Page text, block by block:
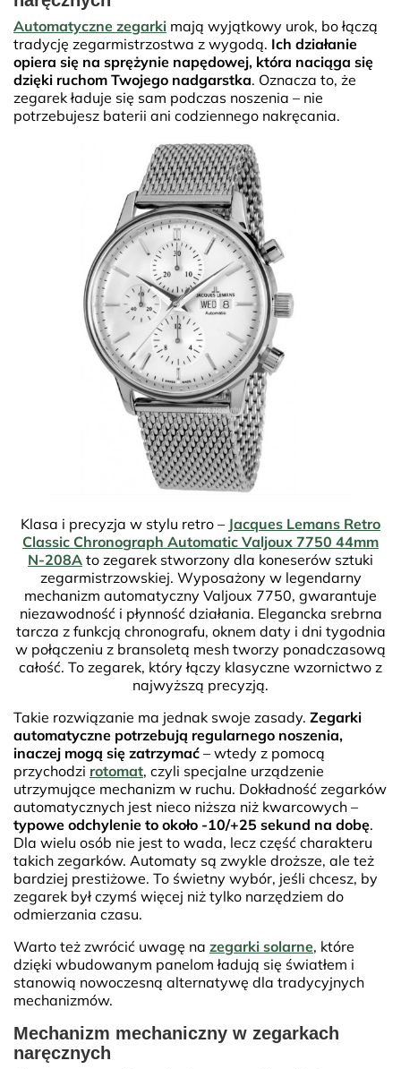
Automatyczne zegarki mają wyjątkowy urok, bo łączą
tradycję zegarmistrzostwa z wygodą. Ich działanie
opiera się na sprężynie napędowej, która naciąga się
dzięki ruchom Twojego nadgarstka. Oznacza to, że
zegarek ładuje się sam podczas noszenia – nie
potrzebujesz baterii ani codziennego nakręcania.
Klasa i precyzja w stylu retro – Jacques Lemans Retro
Classic Chronograph Automatic Valjoux 7750 44mm
N-208A to zegarek stworzony dla koneserów sztuki
zegarmistrzowskiej. Wyposażony w legendarny
mechanizm automatyczny Valjoux 7750, gwarantuje
niezawodność i płynność działania. Elegancka srebrna
tarcza z funkcją chronografu, oknem daty i dni tygodnia
w połączeniu z bransoletą mesh tworzy ponadczasową
całość. To zegarek, który łączy klasyczne wzornictwo z
najwyższą precyzją.
Takie rozwiązanie ma jednak swoje zasady. Zegarki
automatyczne potrzebują regularnego noszenia,
inaczej mogą się zatrzymać – wtedy z pomocą
przychodzi rotomat, czyli specjalne urządzenie
utrzymujące mechanizm w ruchu. Dokładność zegarków
automatycznych jest nieco niższa niż kwarcowych –
typowe odchylenie to około -10/+25 sekund na dobę.
Dla wielu osób nie jest to wada, lecz część charakteru
takich zegarków. Automaty są zwykle droższe, ale też
bardziej prestiżowe. To świetny wybór, jeśli chcesz, by
zegarek był czymś więcej niż tylko narzędziem do
odmierzania czasu.
Warto też zwrócić uwagę na zegarki solarne, które
dzięki wbudowanym panelom ładują się światłem i
stanowią nowoczesną alternatywę dla tradycyjnych
mechanizmów.
Mechanizm mechaniczny w zegarkach
naręcznych